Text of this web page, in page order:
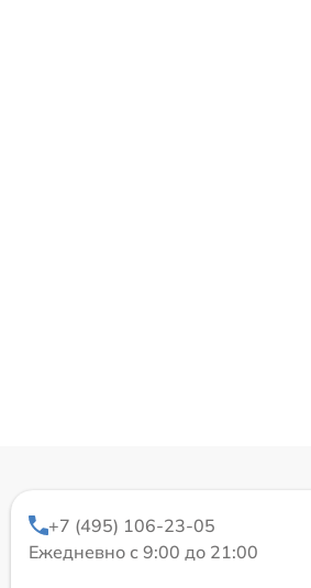
+7 (495) 106-23-05
Ежедневно с 9:00 до 21:00